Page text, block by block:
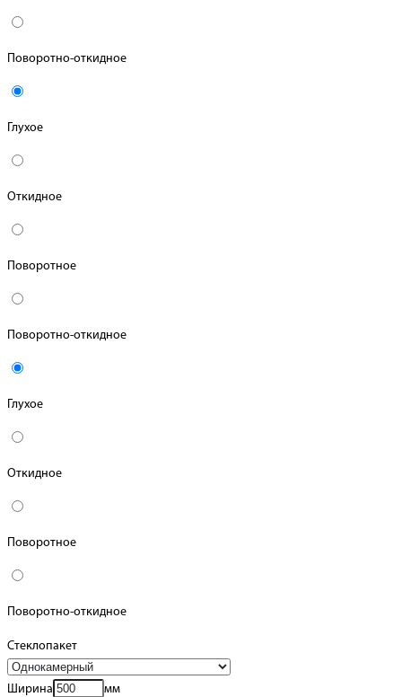
Поворотно-откидное
Глухое
Откидное
Поворотное
Поворотно-откидное
Глухое
Откидное
Поворотное
Поворотно-откидное
Стеклопакет
Ширина
мм